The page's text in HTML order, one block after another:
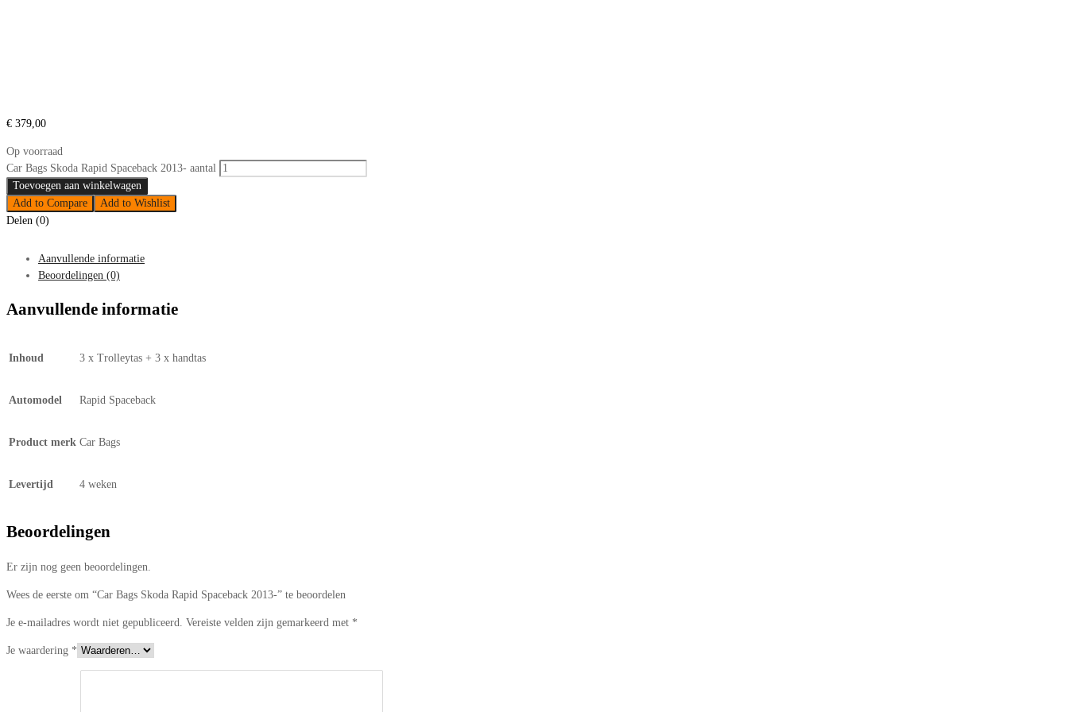
€ 379,00
Op voorraad
Car Bags Skoda Rapid Spaceback 2013- aantal
Toevoegen aan winkelwagen
Add to Compare
Add to Wishlist
Delen (0)
Aanvullende informatie
Beoordelingen (0)
Aanvullende informatie
Inhoud 3 x Trolleytas + 3 x handtas
Automodel Rapid Spaceback
Product merk Car Bags
Levertijd 4 weken
Beoordelingen
Er zijn nog geen beoordelingen.
Wees de eerste om “Car Bags Skoda Rapid Spaceback 2013-” te beoordelen
Je e-mailadres wordt niet gepubliceerd. Vereiste velden zijn gemarkeerd met *
Je waardering *